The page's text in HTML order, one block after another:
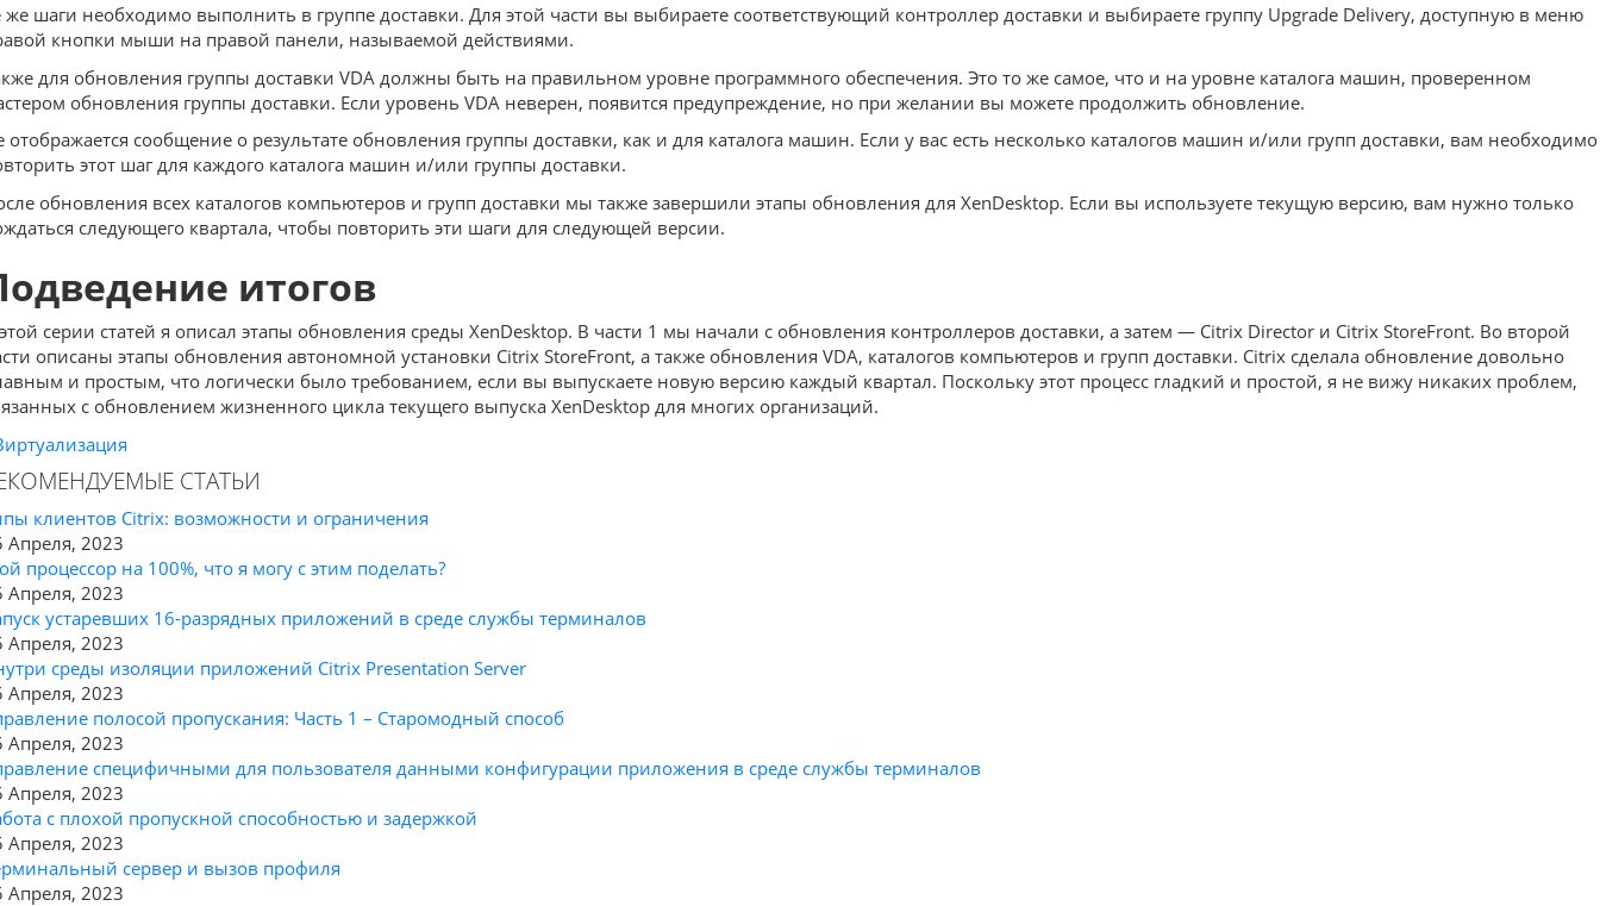
же шаги необходимо выполнить в группе доставки. Для этой части вы выбираете соответствующий контроллер доставки и выбираете группу Upgrade Delivery, доступную в меню
кнопки мыши на правой панели, называемой действиями.
для обновления группы доставки VDA должны быть на правильном уровне программного обеспечения. Это то же самое, что и на уровне каталога машин, проверенном
обновления группы доставки. Если уровень VDA неверен, появится предупреждение, но при желании вы можете продолжить обновление.
отображается сообщение о результате обновления группы доставки, как и для каталога машин. Если у вас есть несколько каталогов машин и/или групп доставки, вам необходимо
этот шаг для каждого каталога машин и/или группы доставки.
обновления всех каталогов компьютеров и групп доставки мы также завершили этапы обновления для XenDesktop. Если вы используете текущую версию, вам нужно только
следующего квартала, чтобы повторить эти шаги для следующей версии.
итогов
серии статей я описал этапы обновления среды XenDesktop. В части 1 мы начали с обновления контроллеров доставки, а затем — Citrix Director и Citrix StoreFront. Во второй
описаны этапы обновления автономной установки Citrix StoreFront, а также обновления VDA, каталогов компьютеров и групп доставки. Citrix сделала обновление довольно
и простым, что логически было требованием, если вы выпускаете новую версию каждый квартал. Поскольку этот процесс гладкий и простой, я не вижу никаких проблем,
с обновлением жизненного цикла текущего выпуска XenDesktop для многих организаций.
СТАТЬИ
клиентов Citrix: возможности и ограничения
Апреля, 2023
процессор на 100%, что я могу с этим поделать?
Апреля, 2023
устаревших 16-разрядных приложений в среде службы терминалов
Апреля, 2023
среды изоляции приложений Citrix Presentation Server
Апреля, 2023
полосой пропускания: Часть 1 – Старомодный способ
Апреля, 2023
специфичными для пользователя данными конфигурации приложения в среде службы терминалов
Апреля, 2023
с плохой пропускной способностью и задержкой
Апреля, 2023
сервер и вызов профиля
Апреля, 2023